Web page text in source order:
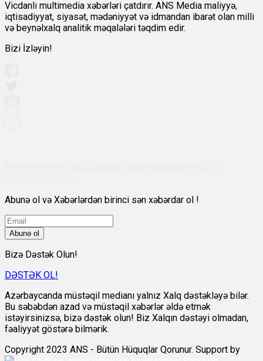
Vicdanlı multimedia xəbərləri çatdırır. ANS Media maliyyə,
iqtisadiyyat, siyasət, mədəniyyət və idmandan ibarət olan milli
və beynəlxalq analitik məqalələri təqdim edir.
Bizi İzləyin!
Abunə ol və Xəbərlərdən birinci sən xəbərdar ol !
Abunə ol
Bizə Dəstək Olun!
DƏSTƏK OL!
Azərbaycanda müstəqil medianı yalnız Xalq dəstəkləyə bilər.
Bu səbəbdən azad və müstəqil xəbərlər əldə etmək
istəyirsinizsə, bizə dəstək olun! Biz Xalqın dəstəyi olmadan,
fəaliyyət göstərə bilmərik.
Copyright 2023 ANS - Bütün Hüquqlar Qorunur. Support by